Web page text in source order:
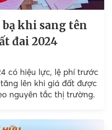
khi sang tên
đai 2024
có hiệu lực, lệ phí trước
lên khi giá đất được
nguyên tắc thị trường.